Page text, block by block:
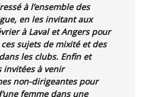
à l’ensemble des
en les invitant aux
à Laval et Angers pour
sujets de mixité et des
les clubs. Enfin et
invitées à venir
non-dirigeantes pour
femme dans une